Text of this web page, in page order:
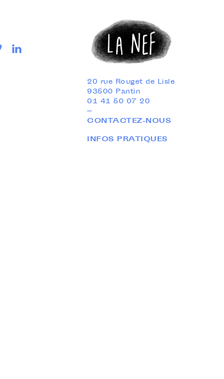
20 rue Rouget de Lisle
93500 Pantin
01 41 50 07 20
—
CONTACTEZ-NOUS
INFOS PRATIQUES